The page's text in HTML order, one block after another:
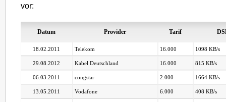
vor:
Datum Provider Tarif
18.02.2011 Telekom 16.000 1098 KB/s
29.08.2012 Kabel Deutschland 16.000 815 KB/s
06.03.2011 congstar 2.000 1664 KB/s
13.05.2011 Vodafone 6.000 408 KB/s